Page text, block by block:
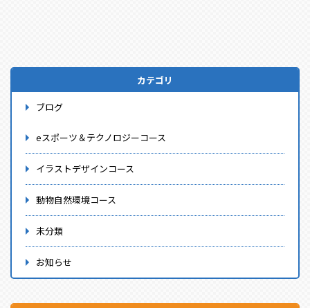
カテゴリ
ブログ
eスポーツ＆テクノロジーコース
イラストデザインコース
動物自然環境コース
未分類
お知らせ